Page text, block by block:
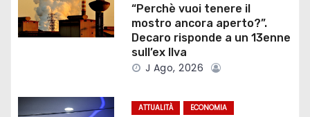
z
i
n
“Perchè vuoi tenere il
mostro ancora aperto?”.
Decaro risponde a un 13enne
sull’ex Ilva
J Ago, 2026
ATTUALITÀ ECONOMIA